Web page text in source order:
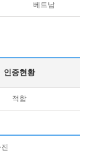
베트남
인증현황
적합